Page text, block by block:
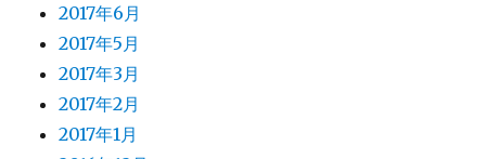
2017年6月
2017年5月
2017年3月
2017年2月
2017年1月